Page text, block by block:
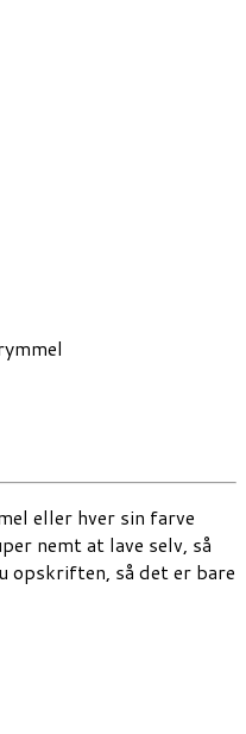
eller hver sin farve
nemt at lave selv, så
opskriften, så det er bare